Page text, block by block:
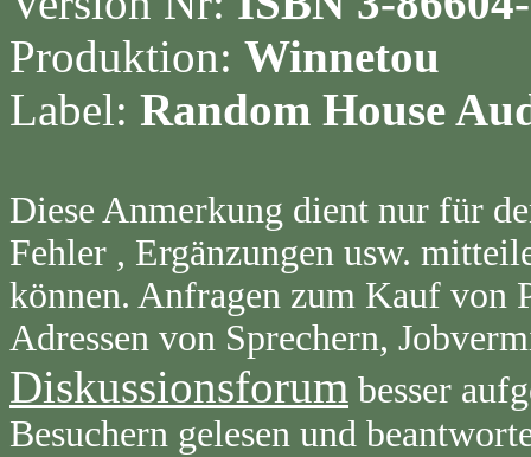
Produktion: Winnetou
Label: Random House
Diese Anmerkung dient nur für
Fehler , Ergänzungen usw.
können. Anfragen zum Kauf von
Adressen von Sprechern,
Diskussionsforum besser
Besuchern gelesen und